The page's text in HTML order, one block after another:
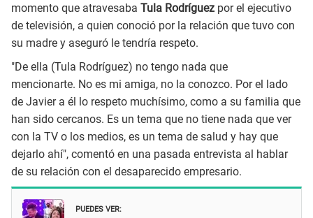
momento que atravesaba Tula Rodríguez por el ejecutivo
de televisión, a quien conoció por la relación que tuvo con
su madre y aseguró le tendría respeto.
"De ella (Tula Rodríguez) no tengo nada que
mencionarte. No es mi amiga, no la conozco. Por el lado
de Javier a él lo respeto muchísimo, como a su familia que
han sido cercanos. Es un tema que no tiene nada que ver
con la TV o los medios, es un tema de salud y hay que
dejarlo ahí", comentó en una pasada entrevista al hablar
de su relación con el desaparecido empresario.
PUEDES VER: